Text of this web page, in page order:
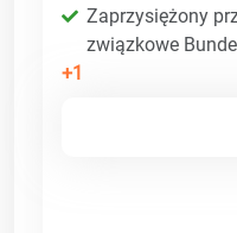
Zaprzysiężony
związkowe
+1